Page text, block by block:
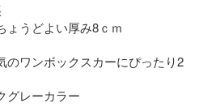
ょうどよい厚み8ｃｍ
のワンボックスカーにぴったり2
グレーカラー